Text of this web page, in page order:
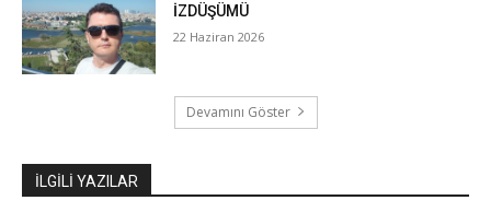
İZDÜŞÜMÜ
22 Haziran 2026
Devamını Göster
İLGILI YAZILAR